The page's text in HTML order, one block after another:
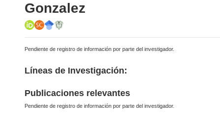
Gonzalez
Pendiente de registro de información por parte del investigador.
Líneas de Investigación:
Publicaciones relevantes
Pendiente de registro de información por parte del investigador.